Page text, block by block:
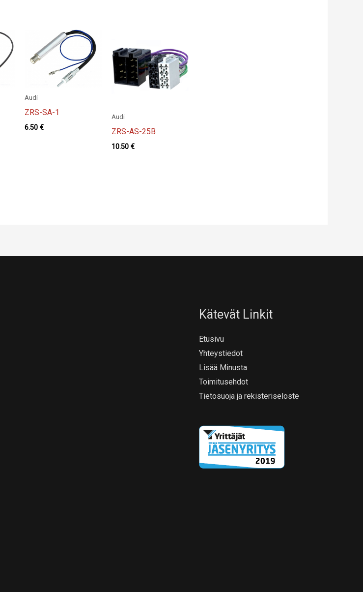
Audi
ZRS-SA-1
6.50€
Audi
ZRS-AS-25B
10.50 €
Kätevät Linkit
Etusivu
Yhteystiedot
Lisää Minusta
Toimitusehdot
Tietosuoja ja rekisteriseloste